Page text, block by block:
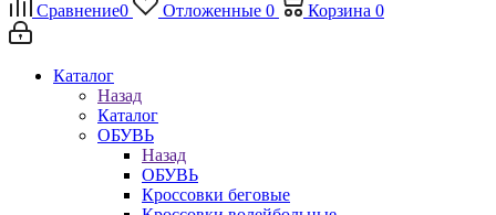
Сравнение0 Отложенные 0 Корзина 0
Каталог
Назад
Каталог
ОБУВЬ
Назад
ОБУВЬ
Кроссовки беговые